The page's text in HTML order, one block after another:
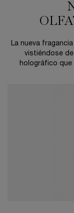
La nueva
vistiéndose
holográfico